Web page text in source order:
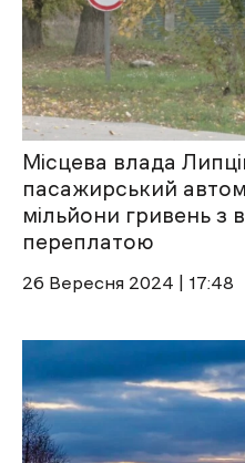
Місцева влада
пасажирський
мільйони гривень з
переплатою
26 Вересня 2024 | 17:48